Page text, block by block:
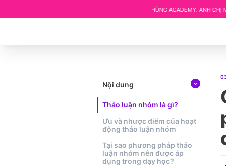
HỆ THỐNG KHÓA HỌC CỦA KHÁNH HÙNG ACADEMY. ANH CHỊ MUỐN
Nội dung
Thảo luận nhóm là gì?
Ưu và nhược điểm của hoạt
động thảo luận nhóm
Tại sao phương pháp thảo
luận nhóm nên được áp
dụng trong dạy học?